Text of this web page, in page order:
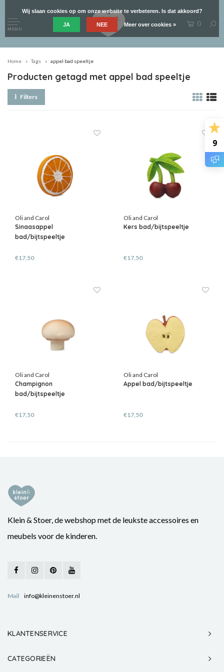
9
MENU
0
Home Tags appel bad speeltje
Producten getagd met appel bad speeltje
Filters
Oli and Carol
Sinaasappel
bad/bijtspeeltje
€17,50
Oli and Carol
Kers bad/bijtspeeltje
€17,50
Oli and Carol
Champignon
bad/bijtspeeltje
€17,50
Oli and Carol
Appel bad/bijtspeeltje
€17,50
Klein & Stoer, de webshop met de leukste accessoires en
meubels voor de kinderen.
Mail info@kleinenstoer.nl
KLANTENSERVICE
CATEGORIEËN
Wij slaan cookies op om onze website te verbeteren. Is dat akkoord?
JA NEE Meer over cookies »